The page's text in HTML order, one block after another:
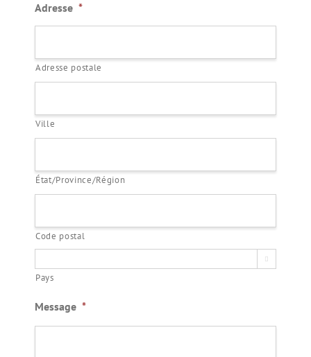
Adresse *
Adresse postale
Ville
État/Province/Région
Code postal

Pays
Message *